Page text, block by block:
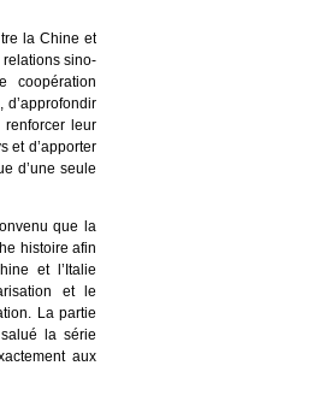
la Chine et
relations sino-
coopération
leur
et d’apporter
d’une seule
que la
histoire afin
et l’Italie
et le
La partie
la série
aux